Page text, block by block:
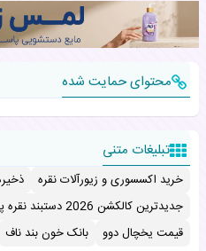
محتوای حمایت شده
تبلیغات متنی
خرید اکسسوری و زیورآلات نقره
جدیدترین کالکشن 2026 دستبند نقره پاندورا
قیمت یخچال دوو
بانک خون بند ناف